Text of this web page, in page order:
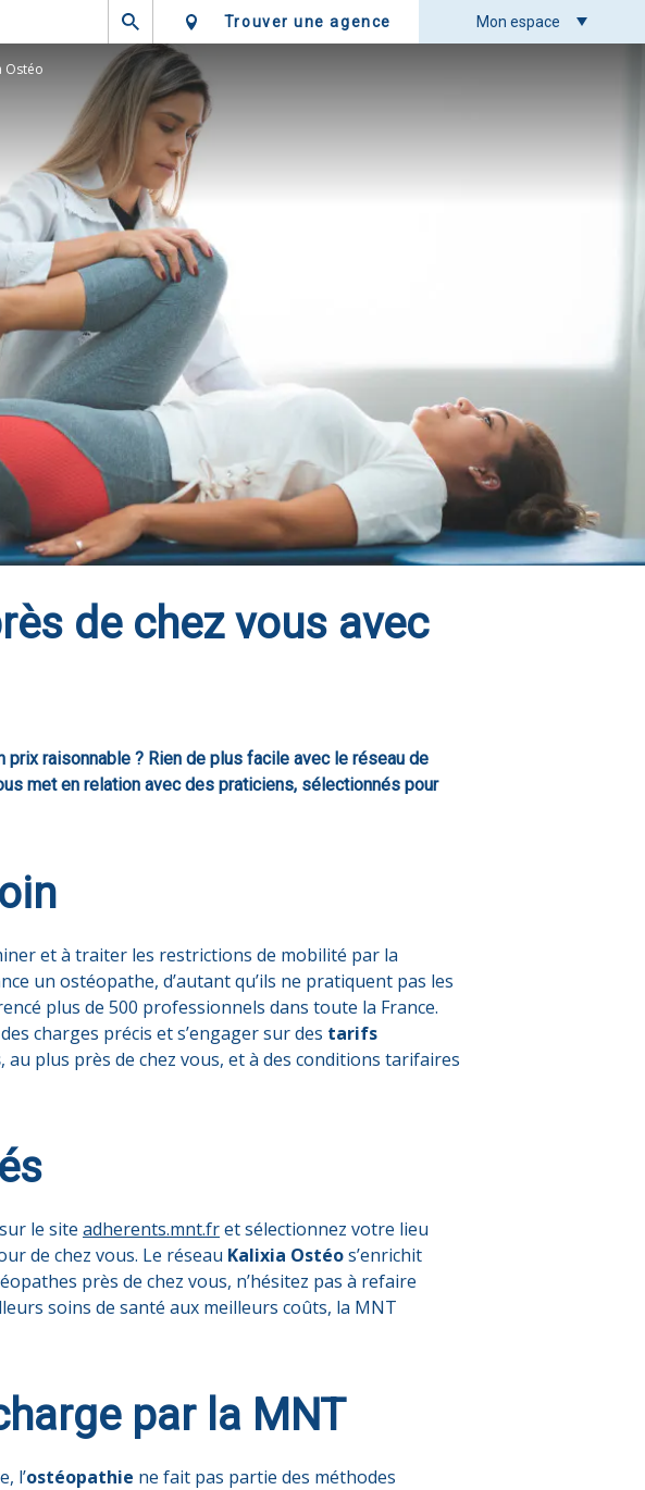
Trouver une agence Mon espace
Ostéo
de chez vous avec
raisonnable ? Rien de plus facile avec le réseau de
met en relation avec des praticiens, sélectionnés pour
et à traiter les restrictions de mobilité par la
un ostéopathe, d’autant qu’ils ne pratiquent pas les
plus de 500 professionnels dans toute la France.
charges précis et s’engager sur des tarifs
, au plus près de chez vous, et à des conditions tarifaires
le site adherents.mnt.fret sélectionnez votre lieu
de chez vous. Le réseau Kalixia Ostéos’enrichit
près de chez vous, n’hésitez pas à refaire
soins de santé aux meilleurs coûts, la MNT
par la MNT
l’ostéopathie ne fait pas partie des méthodes